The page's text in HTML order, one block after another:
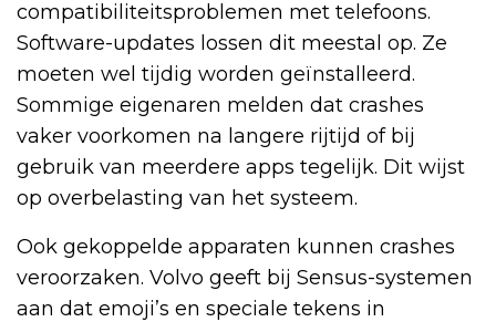
compatibiliteitsproblemen met telefoons.
Software-updates lossen dit meestal op. Ze
moeten wel tijdig worden geïnstalleerd.
Sommige eigenaren melden dat crashes
vaker voorkomen na langere rijtijd of bij
gebruik van meerdere apps tegelijk. Dit wijst
op overbelasting van het systeem.
Ook gekoppelde apparaten kunnen crashes
veroorzaken. Volvo geeft bij Sensus-systemen
aan dat emoji’s en speciale tekens in